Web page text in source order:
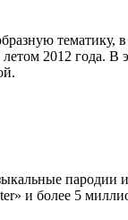
тематику,
2012 года. В
пародии
и более 5